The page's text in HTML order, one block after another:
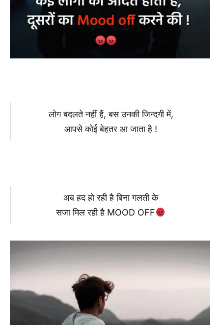
लोग बदलते नहीं हैं, बस उनकी जिन्दगी में,
आपसे कोई बेहतर आ जाता है !
अब हद हो रही है बिना गलती के
सजा मिल रही है MOOD OFF